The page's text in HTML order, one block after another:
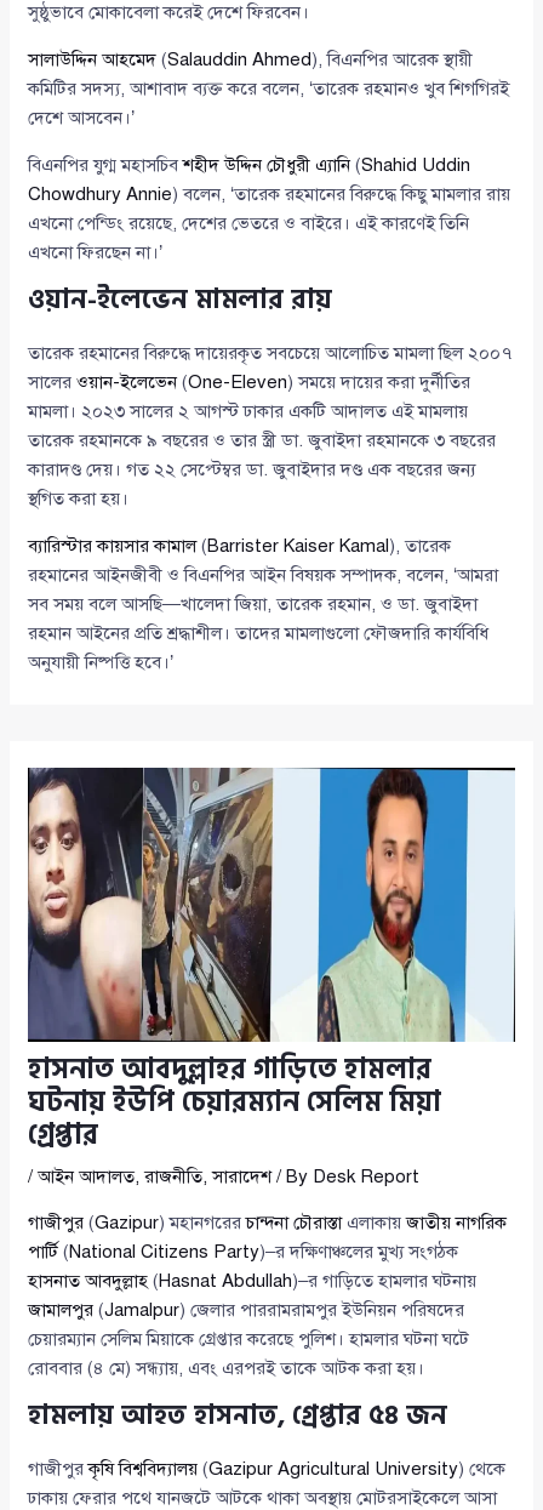
সুষ্ঠুভাবে মোকাবেলা করেই দেশে ফিরবেন।
সালাউদ্দিন আহমেদ (Salauddin Ahmed), বিএনপির আরেক স্থায়ী
কমিটির সদস্য, আশাবাদ ব্যক্ত করে বলেন, ‘তারেক রহমানও খুব শিগগিরই
দেশে আসবেন।’
বিএনপির যুগ্ম মহাসচিবশহীদ উদ্দিন চৌধুরী এ্যানি(Shahid Uddin
Chowdhury Annie) বলেন, ‘তারেক রহমানের বিরুদ্ধে কিছু মামলার রায়
এখনো পেন্ডিং রয়েছে, দেশের ভেতরে ও বাইরে। এই কারণেই তিনি
এখনো ফিরছেন না।’
ওয়ান-ইলেভেন মামলার রায়
তারেক রহমানের বিরুদ্ধে দায়েরকৃত সবচেয়ে আলোচিত মামলা ছিল ২০০৭
সালেরওয়ান-ইলেভেন(One-Eleven) সময়ে দায়ের করা দুর্নীতির
মামলা। ২০২৩ সালের ২ আগস্ট ঢাকার একটি আদালত এই মামলায়
তারেক রহমানকে ৯ বছরের ও তার স্ত্রী ডা. জুবাইদা রহমানকে ৩ বছরের
কারাদণ্ড দেয়। গত ২২ সেপ্টেম্বর ডা. জুবাইদার দণ্ড এক বছরের জন্য
স্থগিত করা হয়।
ব্যারিস্টার কায়সার কামাল(Barrister Kaiser Kamal ), তারেক
রহমানের আইনজীবী ও বিএনপির আইন বিষয়ক সম্পাদক, বলেন, ‘আমরা
সব সময় বলে আসছি—খালেদা জিয়া, তারেক রহমান, ও ডা. জুবাইদা
রহমান আইনের প্রতি শ্রদ্ধাশীল। তাদের মামলাগুলো ফৌজদারি কার্যবিধি
অনুযায়ী নিষ্পত্তি হবে।’
হাসনাত আবদুল্লাহর গাড়িতে হামলার
ঘটনায় ইউপি চেয়ারম্যান সেলিম মিয়া
গ্রেপ্তার
/আইন আদালত,রাজনীতি,সারাদেশ/ By Desk Report
গাজীপুর (Gazipur) মহানগরেরচান্দনা চৌরাস্তাএলাকায়জাতীয় নাগরিক
পার্টি (National Citizens Party)–র দক্ষিণাঞ্চলের মুখ্য সংগঠক
হাসনাত আবদুল্লাহ (Hasnat Abdullah)–র গাড়িতে হামলার ঘটনায়
জামালপুর (Jamalpur) জেলার পাররামরামপুর ইউনিয়ন পরিষদের
চেয়ারম্যান সেলিম মিয়াকে গ্রেপ্তার করেছে পুলিশ। হামলার ঘটনা ঘটে
রোববার (৪ মে) সন্ধ্যায়, এবং এরপরই তাকে আটক করা হয়।
হামলায় আহত হাসনাত, গ্রেপ্তার ৫৪ জন
গাজীপুরকৃষি বিশ্ববিদ্যালয় (Gazipur Agricultural University) থেকে
ঢাকায় ফেরার পথে যানজটে আটকে থাকা অবস্থায় মোটরসাইকেলে আসা